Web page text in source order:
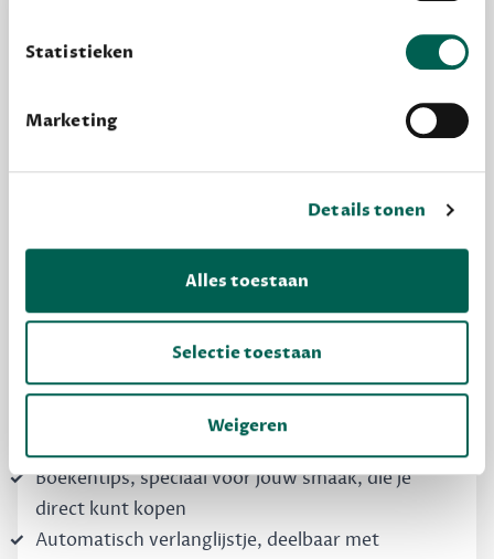
Statistieken
Marketing
Details tonen
Alles toestaan
Selectie toestaan
Weigeren
Dewey Free
Krijg boekentips, persoonlijk voor jou en je
vrienden. Krijg én geef betere cadeaus.
Schrijf nu gratis in
Boekentips, speciaal voor jouw smaak, die je
direct kunt kopen
Automatisch verlanglijstje, deelbaar met